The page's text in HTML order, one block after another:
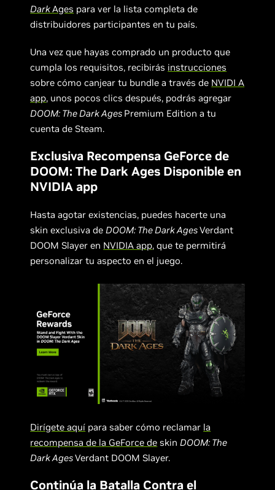
DarkAges para ver la lista completa de
distribuidores participantes en tu país.
Una vez que hayas comprado un producto que
cumpla los requisitos, recibirás instrucciones
sobre cómo canjear tu bundle a través de NVIDI A
app, unos pocos clics después, podrás agregar
DOOM: The Dark Ages Premium Edition a tu
cuenta de Steam.
Exclusiva Recompensa GeForce de
DOOM: The Dark Ages Disponible en
NVIDIA app
Hasta agotar existencias, puedes hacerte una
skin exclusiva de DOOM: The Dark AgesVerdant
DOOM Slayer en NVIDIA app, que te permitirá
personalizar tu aspecto en el juego.
Dirígete aquí para saber cómo reclamar la
recompensa de la GeForce de skinDOOM: The
Dark AgesVerdant DOOM Slayer.
Continúa la Batalla Contra el